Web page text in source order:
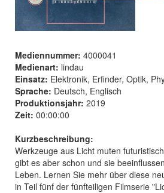
Mediennummer: 4000041
Medienart: lindau
Einsatz: Elektronik, Erfinder, Optik,
Sprache: Deutsch, Englisch
Produktionsjahr: 2019
Zeit: 00:00:00
Kurzbeschreibung:
Werkzeuge aus Licht muten
gibt es aber schon und sie
Leben. Lernen Sie mehr über diese
in Teil fünf der fünfteiligen Filmserie